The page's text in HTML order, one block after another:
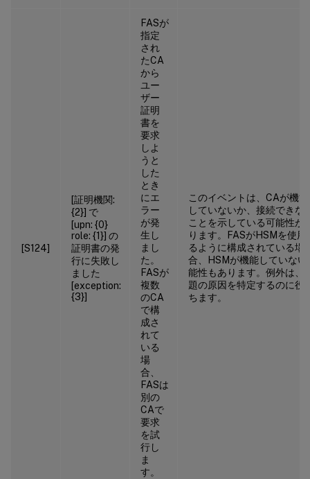
[S124]
[証明機関:
{2}] で
[upn: {0}
role: {1}] の
証明書の発
行に失敗し
ました
[exception:
{3}]
FASが
指定
され
たCA
から
ユー
ザー
証明
書を
要求
しよ
うと
した
とき
にエ
ラー
が発
生し
まし
た。
FASが
複数
のCA
で構
成さ
れて
いる
場
合、
FASは
別の
CAで
要求
を試
行し
ま
す。
このイベントは、CAが機能
していないか、接続できな
ことを示している可能性が
ります。FASがHSMを使用
るように構成されている場
合、HSMが機能していない
能性もあります。例外は、
題の原因を特定するのに役
ちます。